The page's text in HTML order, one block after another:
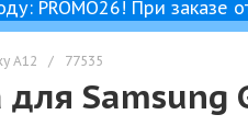
PROMO26! При заказе
A12 / 77535
Samsung